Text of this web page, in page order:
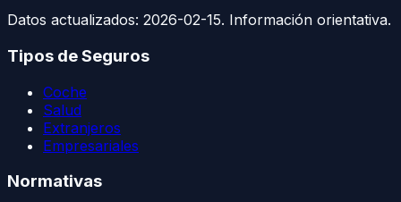
Datos actualizados: 2026-02-15. Información orientativa.
Tipos de Seguros
Coche
Salud
Extranjeros
Empresariales
Normativas